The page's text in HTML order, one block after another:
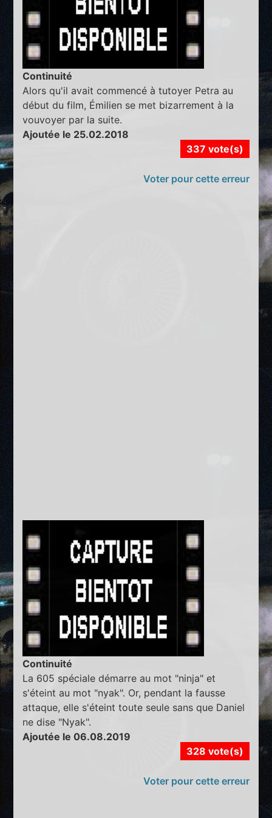
Continuité
Alors qu'il avait commencé à tutoyer Petra au
début du film, Émilien se met bizarrement à la
vouvoyer par la suite.
Ajoutée le 25.02.2018
337 vote(s)
Voter pour cette erreur
Continuité
La 605 spéciale démarre au mot "ninja" et
s'éteint au mot "nyak". Or, pendant la fausse
attaque, elle s'éteint toute seule sans que Daniel
ne dise "Nyak".
Ajoutée le 06.08.2019
328 vote(s)
Voter pour cette erreur